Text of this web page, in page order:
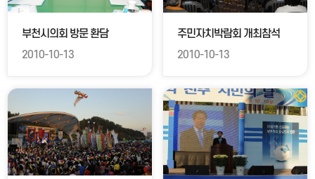
부천시의회 방문 환담
2010-10-13
주민자치박람회 개최참석
2010-10-13